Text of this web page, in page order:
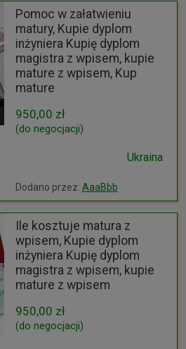
Pomoc w załatwieniu
matury, Kupie dyplom
inżyniera Kupię dyplom
magistra z wpisem, kupie
mature z wpisem, Kup
mature
950,00 zł
(do negocjacji)
Ukraina
Dodano przez: AaaBbb
Ile kosztuje matura z
wpisem, Kupie dyplom
inżyniera Kupię dyplom
magistra z wpisem, kupie
mature z wpisem
950,00 zł
(do negocjacji)